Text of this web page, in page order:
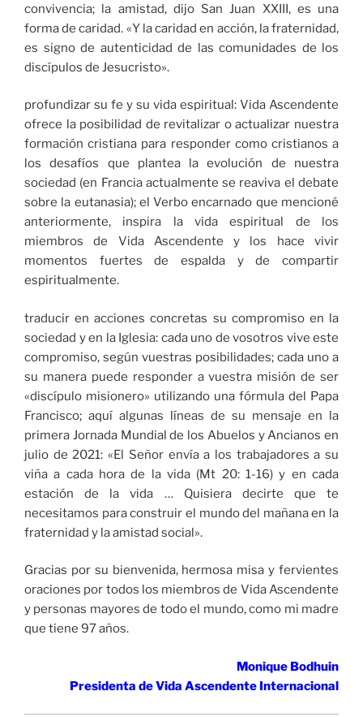
convivencia; la amistad, dijo San Juan XXIII, es una
forma de caridad. «Y la caridad en acción, la fraternidad,
es signo de autenticidad de las comunidades de los
discípulos de Jesucristo».
profundizar su fe y su vida espiritual: Vida Ascendente
ofrece la posibilidad de revitalizar o actualizar nuestra
formación cristiana para responder como cristianos a
los desafíos que plantea la evolución de nuestra
sociedad (en Francia actualmente se reaviva el debate
sobre la eutanasia); el Verbo encarnado que mencioné
anteriormente, inspira la vida espiritual de los
miembros de Vida Ascendente y los hace vivir
momentos fuertes de espalda y de compartir
espiritualmente.
traducir en acciones concretas su compromiso en la
sociedad y en la Iglesia: cada uno de vosotros vive este
compromiso, según vuestras posibilidades; cada uno a
su manera puede responder a vuestra misión de ser
«discípulo misionero» utilizando una fórmula del Papa
Francisco; aquí algunas líneas de su mensaje en la
primera Jornada Mundial de los Abuelos y Ancianos en
julio de 2021: «El Señor envía a los trabajadores a su
viña a cada hora de la vida (Mt 20: 1-16) y en cada
estación de la vida … Quisiera decirte que te
necesitamos para construir el mundo del mañana en la
fraternidad y la amistad social».
Gracias por su bienvenida, hermosa misa y fervientes
oraciones por todos los miembros de Vida Ascendente
y personas mayores de todo el mundo, como mi madre
que tiene 97 años.
Monique Bodhuin
Presidenta de Vida Ascendente Internacional